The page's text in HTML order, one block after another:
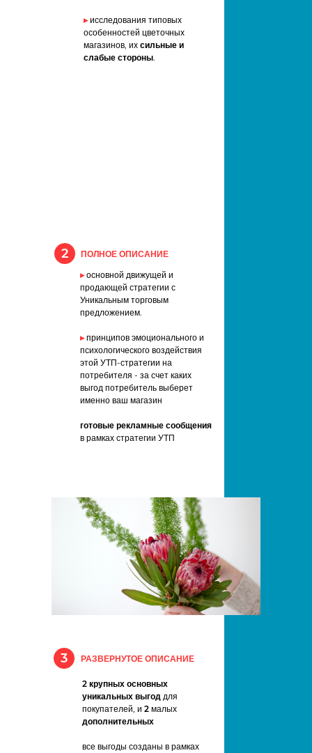
▸исследования типовых
особенностей цветочных
магазинов, их сильные и
слабые стороны.
▸основной движущей и
продающей стратегии с
Уникальным торговым
предложением.
▸принципов эмоционального и
психологического воздействия
этой УТП-стратегии на
потребителя - за счет каких
выгод потребитель выберет
именно ваш магазин
готовые рекламные сообщения
в рамках стратегии УТП
2 ПОЛНОЕ ОПИСАНИЕ
2 крупных основных
уникальных выгод для
покупателей, и 2 малых
дополнительных
все выгоды созданы в рамках
3 РАЗВЕРНУТОЕ ОПИСАНИЕ